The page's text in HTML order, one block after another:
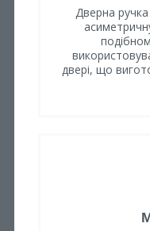
Дверна
двері, що